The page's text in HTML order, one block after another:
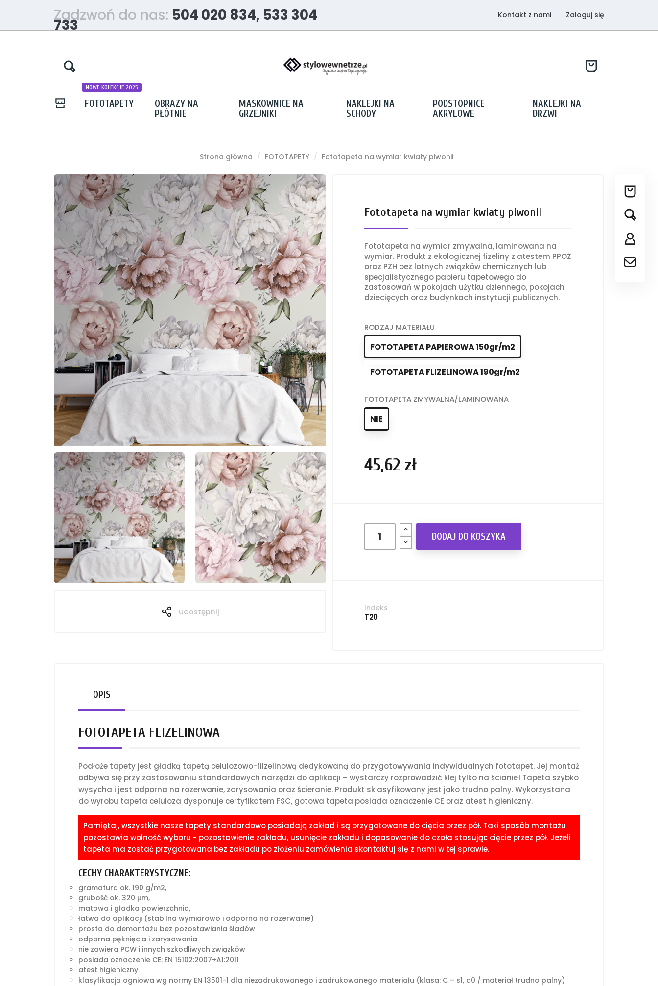
Zadzwoń do nas: 504 020 834, 533 304
733
Kontakt z nami Zaloguj się
FOTOTAPETY
NOWE KOLEKCJE 2025
OBRAZY NA
PŁÓTNIE
MASKOWNICE NA
GRZEJNIKI
NAKLEJKI NA
SCHODY
PODSTOPNICE
AKRYLOWE
NAKLEJKI NA
DRZWI
Strona główna FOTOTAPETY Fototapeta na wymiar kwiaty piwonii
Udostępnij
Fototapeta na wymiar kwiaty piwonii
Fototapeta na wymiar zmywalna, laminowana na
wymiar. Produkt z ekologicznej fizeliny z atestem PPOŻ
oraz PZH bez lotnych związków chemicznych lub
specjalistycznego papieru tapetowego do
zastosowań w pokojach użytku dziennego, pokojach
dziecięcych oraz budynkach instytucji publicznych.
RODZAJ MATERIAŁU
FOTOTAPETA PAPIEROWA 150gr/m2
FOTOTAPETA FLIZELINOWA 190gr/m2
FOTOTAPETA ZMYWALNA/LAMINOWANA
NIE
45,62 zł
DODAJ DO KOSZYKA
Indeks
T20
OPIS
FOTOTAPETA FLIZELINOWA
Podłoże tapety jest gładką tapetą celulozowo-filzelinową dedykowaną do przygotowywania indywidualnych fototapet. Jej montaż
odbywa się przy zastosowaniu standardowych narzędzi do aplikacji – wystarczy rozprowadzić klej tylko na ścianie! Tapeta szybko
wysycha i jest odporna na rozerwanie, zarysowania oraz ścieranie. Produkt sklasyfikowany jest jako trudno palny. Wykorzystana
do wyrobu tapeta celuloza dysponuje certyfikatem FSC, gotowa tapeta posiada oznaczenie CE oraz atest higieniczny.
Pamiętaj, wszystkie nasze tapety standardowo posiadają zakład i są przygotowane do cięcia przez pół. Taki sposób montażu
pozostawia wolność wyboru - pozostawienie zakładu, usunięcie zakładu i dopasowanie do czoła stosując cięcie przez pół. Jeżeli
tapeta ma zostać przygotowana bez zakładu po złożeniu zamówienia skontaktuj się z nami w tej sprawie.
CECHY CHARAKTERYSTYCZNE:
gramatura ok. 190 g/m2,
grubość ok. 320 µm,
matowa i gładka powierzchnia,
łatwa do aplikacji (stabilna wymiarowo i odporna na rozerwanie)
prosta do demontażu bez pozostawiania śladów
odporna pęknięcia i zarysowania
nie zawiera PCW i innych szkodliwych związków
posiada oznaczenie CE: EN 15102:2007+A1:2011
atest higieniczny
klasyfikacja ogniowa wg normy EN 13501-1 dla niezadrukowanego i zadrukowanego materiału (klasa: C – s1, d0 / materiał trudno palny)